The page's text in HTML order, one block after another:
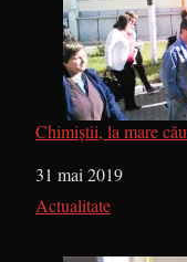
Chimiștii, la mare
Dată
31 mai 2019
În legătură cu
Actualitate